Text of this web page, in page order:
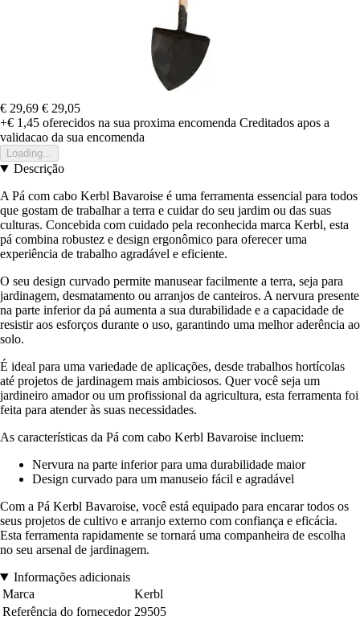
€ 29,69 € 29,05
+€ 1,45 oferecidos na sua proxima encomenda Creditados apos a
validacao da sua encomenda
Loading...
Descrição
A Pá com cabo Kerbl Bavaroise é uma ferramenta essencial para todos
que gostam de trabalhar a terra e cuidar do seu jardim ou das suas
culturas. Concebida com cuidado pela reconhecida marca Kerbl, esta
pá combina robustez e design ergonômico para oferecer uma
experiência de trabalho agradável e eficiente.
O seu design curvado permite manusear facilmente a terra, seja para
jardinagem, desmatamento ou arranjos de canteiros. A nervura presente
na parte inferior da pá aumenta a sua durabilidade e a capacidade de
resistir aos esforços durante o uso, garantindo uma melhor aderência ao
solo.
É ideal para uma variedade de aplicações, desde trabalhos hortícolas
até projetos de jardinagem mais ambiciosos. Quer você seja um
jardineiro amador ou um profissional da agricultura, esta ferramenta foi
feita para atender às suas necessidades.
As características da Pá com cabo Kerbl Bavaroise incluem:
Nervura na parte inferior para uma durabilidade maior
Design curvado para um manuseio fácil e agradável
Com a Pá Kerbl Bavaroise, você está equipado para encarar todos os
seus projetos de cultivo e arranjo externo com confiança e eficácia.
Esta ferramenta rapidamente se tornará uma companheira de escolha
no seu arsenal de jardinagem.
Informações adicionais
Marca
Kerbl
Referência do fornecedor 29505